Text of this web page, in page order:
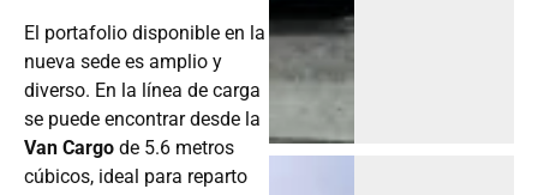
El portafolio disponible en la
nueva sede es amplio y
diverso. En la línea de carga
se puede encontrar desde la
Van Cargo de 5.6 metros
cúbicos, ideal para reparto